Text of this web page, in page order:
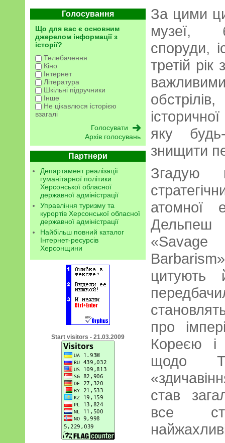
Голосування
Що для вас є основним
джерелом інформації з
історії?
Телебачення
Кіно
Інтернет
Література
Шкільні підручники
Інше
Не цікавлюся історією
взагалі
Архів голосувань
Партнери
Департамент реалізації
гуманітарної політики
Херсонської обласної
державної адміністрації
Управління туризму та
курортів Херсонської обласної
державної адміністрації
Найбільш повний каталог
Інтернет-ресурсів
Херсонщини
Start visitors - 21.03.2009
За цими
музеї,
споруди,
третій
яку
знищити
Згадую
атомної
про
Кореєю і
щодо
став
все